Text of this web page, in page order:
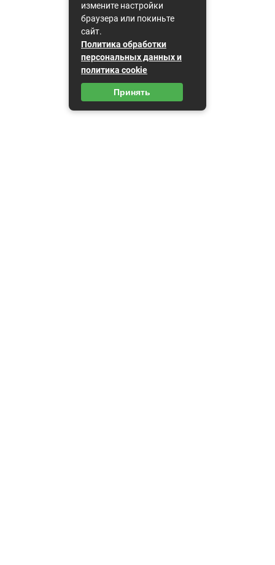
измените настройки
браузера или покиньте
сайт.
Политика обработки
персональных данных и
политика cookie
Принять